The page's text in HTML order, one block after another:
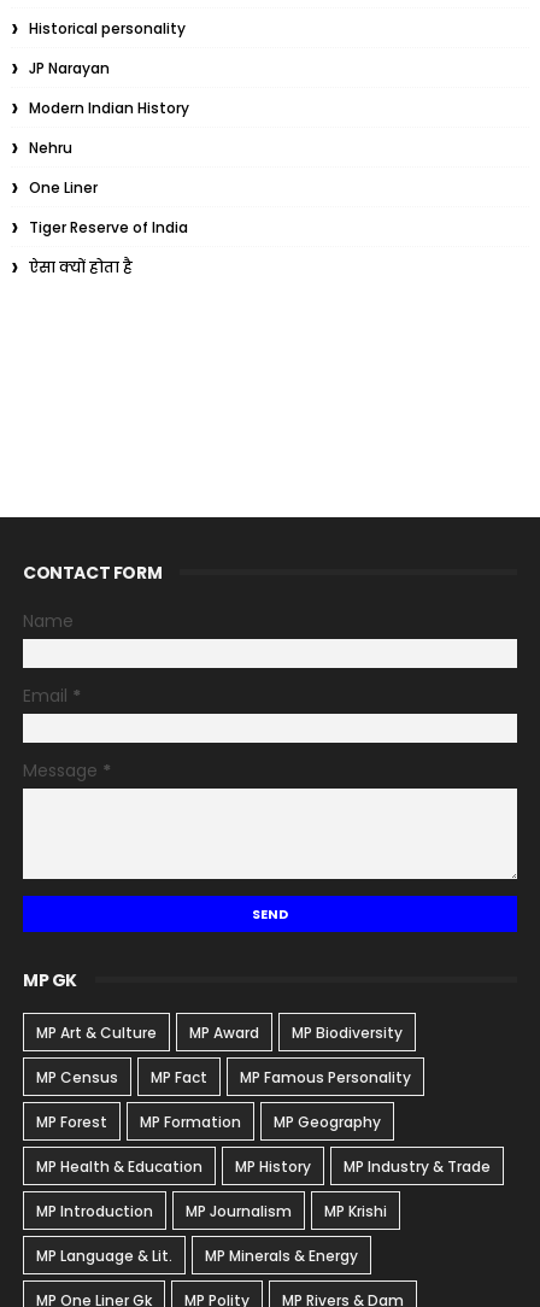
Historical personality
JP Narayan
Modern Indian History
Nehru
One Liner
Tiger Reserve of India
ऐसा क्यों होता है
CONTACT FORM
Name
Email *
Message *
MP GK
MP Art & Culture MP Award MP Biodiversity
MP Census MP Fact MP Famous Personality
MP Forest MP Formation MP Geography
MP Health & Education MP History MP Industry & Trade
MP Introduction MP Journalism MP Krishi
MP Language & Lit. MP Minerals & Energy
MP One Liner Gk MP Polity MP Rivers & Dam